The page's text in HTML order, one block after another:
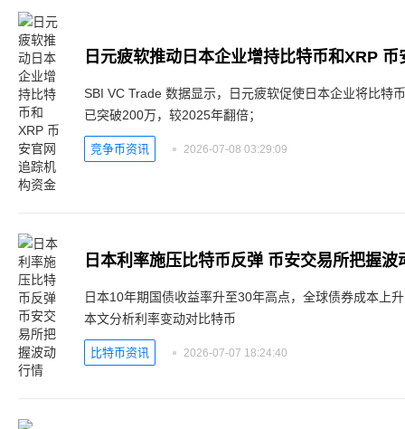
日元疲软推动日本企业增持比特币和XRP
SBI VC Trade 数据显示，日元疲软促使日本企业将比特
已突破200万，较2025年翻倍；
竞争币资讯 2026-07-08 03:29:09
日本利率施压比特币反弹 币安交易所把握波
日本10年期国债收益率升至30年高点，全球债券成本上
本文分析利率变动对比特币
比特币资讯 2026-07-07 18:24:40